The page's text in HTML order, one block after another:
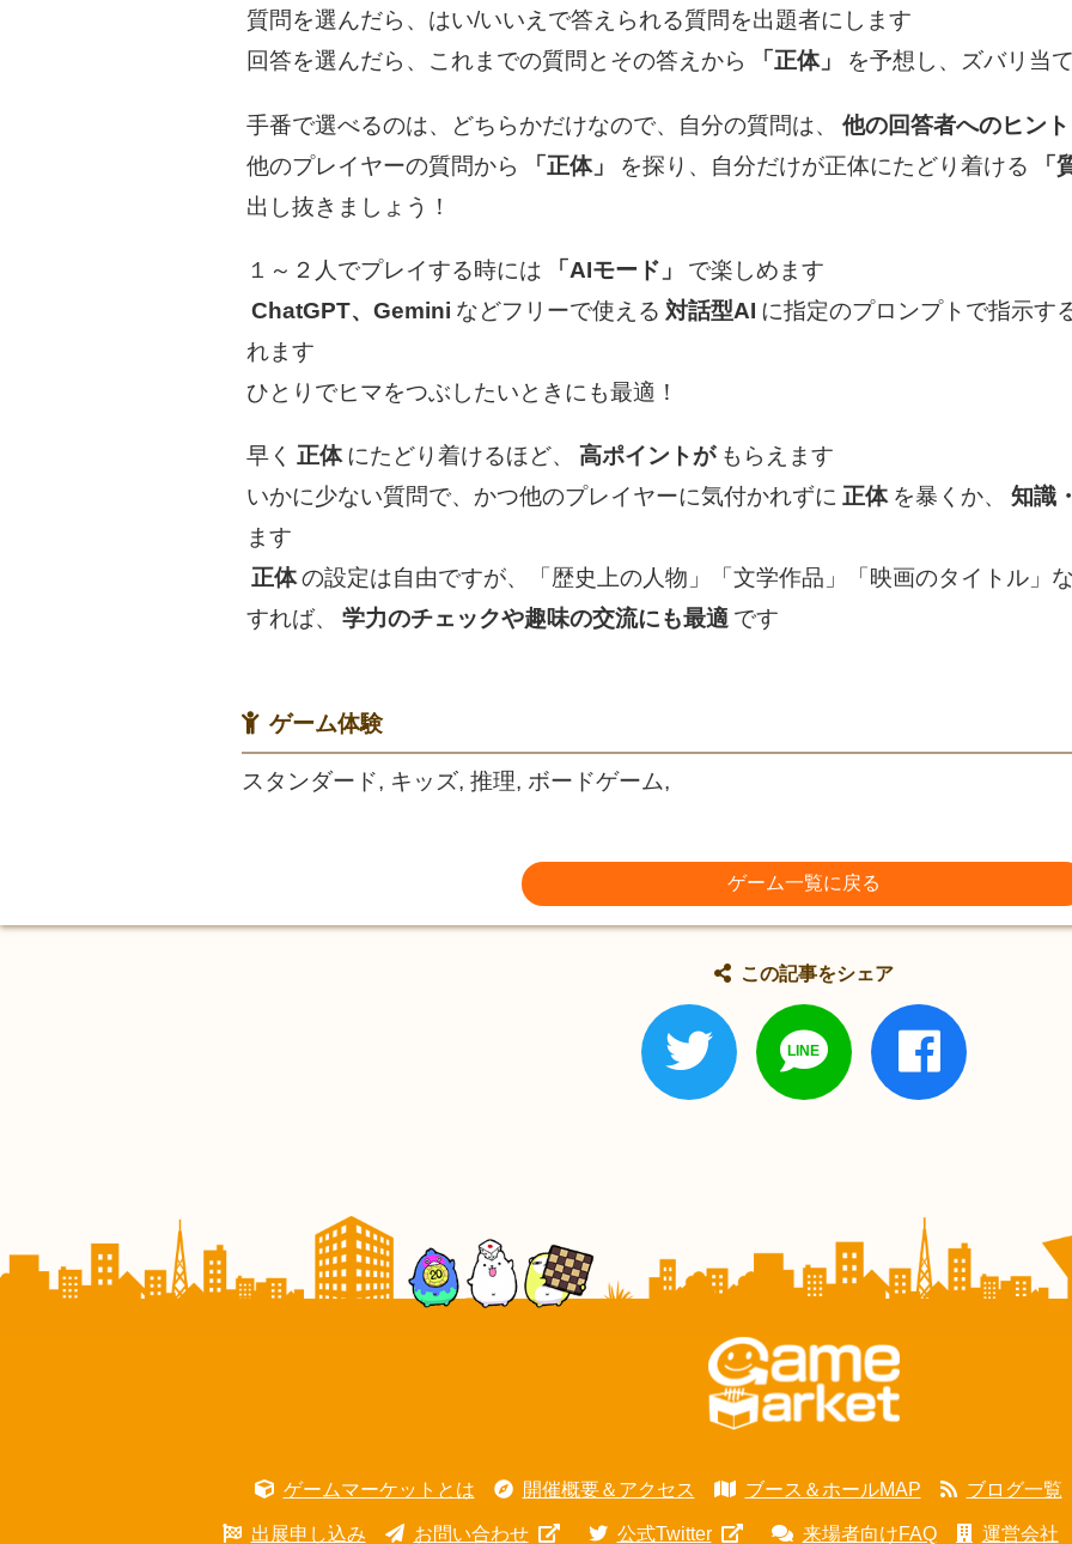
質問を選んだら、はい/いいえで答えられる質問を出題者にします
回答を選んだら、これまでの質問とその答えから
「正体」 を予想し、ズバリ当
手番で選べるのは、どちらかだけなので、自分の質問は、
他の回答者へのヒント
他のプレイヤーの質問から
「正体」 を探り、自分だけが正体にたどり着ける
「
出し抜きましょう！
１～２人でプレイする時には 「AIモード」
で楽しめます
ChatGPT、Gemini などフリーで使える 対話型AI に指定のプロンプトで指示す
れます
ひとりでヒマをつぶしたいときにも最適！
早く 正体 にたどり着けるほど、 高ポイントが もらえます
いかに少ない質問で、かつ他のプレイヤーに気付かれずに 正体 を暴くか、
知識
ます
正体の設定は自由ですが、「歴史上の人物」「文学作品」「映画のタイトル」
すれば、
学力のチェックや趣味の交流にも最適 です
ゲーム体験
スタンダード, キッズ, 推理, ボードゲーム,
ゲーム一覧に戻る
この記事をシェア
ゲームマーケットとは 開催概要＆アクセス ブース＆ホールMAP ブログ一覧
出展申し込み お問い合わせ 公式Twitter 来場者向けFAQ 運営会社